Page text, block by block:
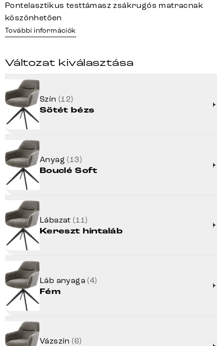
Pontelasztikus testtámasz zsákrugós matracnak
köszönhetően
További információk
Változat kiválasztása
Szín (12)
Sötét bézs
Anyag(13)
Bouclé Soft
Lábazat(11)
Kereszt hintaláb
Láb anyaga(4)
Fém
Vázszín(6)